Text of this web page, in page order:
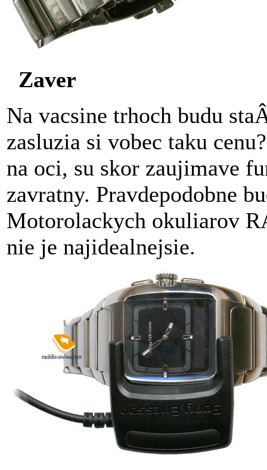
Zaver
Na vacsine trhoch budu
zasluzia si vobec taku
na oci, su skor zaujimave
zavratny. Pravdepodobne
Motorolackych okuliarov
nie je najidealnejsie.